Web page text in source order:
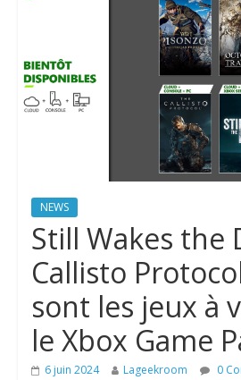
NEWS
Still Wakes the
Callisto
sont les jeux à
le Xbox Game
6 juin 2024 Lageekroom 0